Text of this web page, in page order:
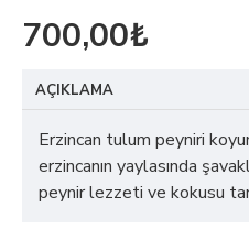
700,00₺
AÇIKLAMA
Erzincan tulum peyniri
erzincanın yaylasında
peynir lezzeti ve kokusu